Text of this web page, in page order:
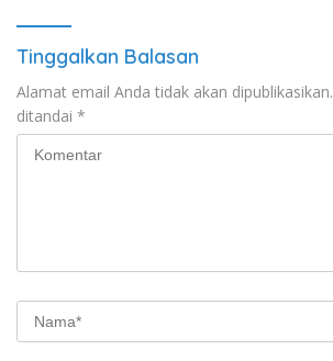
Tinggalkan Balasan
Alamat email Anda tidak akan dipublikasikan.
ditandai *